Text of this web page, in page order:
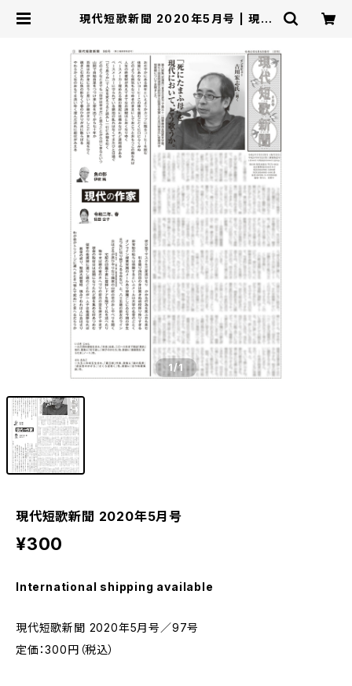
現代短歌新聞 2020年5月号 | 現代
1/1
現代短歌新聞 2020年5月号
¥300
International shipping available
現代短歌新聞 2020年5月号／97号
定価：300円（税込）